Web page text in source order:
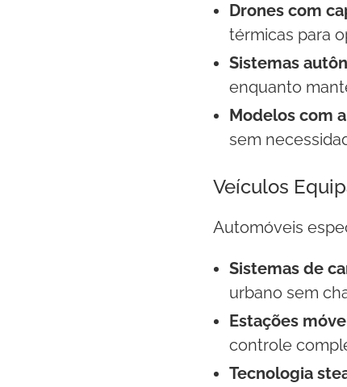
Drones com
térmicas para
Sistemas
enquanto
Modelos com
sem
Veículos
Automóveis
Sistemas de
urbano sem
Estações
controle
Tecnologia